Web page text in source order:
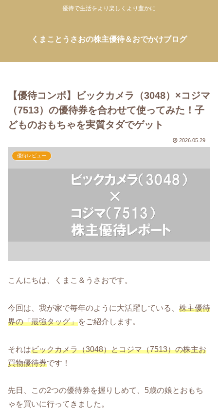
優待で生活をより楽しくより豊かに
くまことうさおの株主優待＆おでかけブログ
【優待コンボ】ビックカメラ（3048）×コジマ
（7513）の優待券を合わせて使ってみた！子
どものおもちゃを実質タダでゲット
2026.05.29
優待レビュー
こんにちは、くまこ＆うさおです。
今回は、我が家で毎年のように大活躍している、 株主優待
界の「最強タッグ」をご紹介します。
それはビックカメラ（3048）とコジマ（7513）の株主お
買物優待券です！
先日、この2つの優待券を握りしめて、5歳の娘とおもち
ゃを買いに行ってきました。